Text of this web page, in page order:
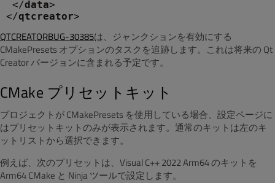
</data>
</qtcreator
QTCREATORBUG-30385は、ジャンクションを有効にする
CMakePresets オプションのタスクを追跡します。これは将来の Qt
Creator バージョンに含まれる予定です。
CMake プリセットキット
プロジェクトが CMakePresets を使用している場合、設定ページに
はプリセットキットのみが表示されます。通常のキットは左のキ
ットリストから選択できます。
例えば、次のプリセットは、Visual C++ 2022 Arm64 のキットを
Arm64 CMake と Ninja ツールで設定します。